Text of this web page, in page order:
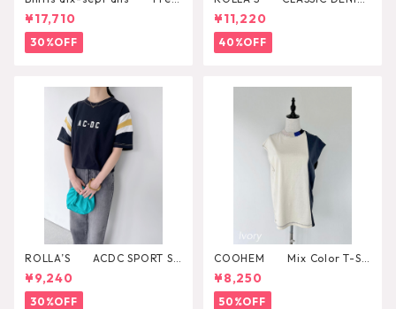
h Pearl Pendant
¥17,710
30%OFF
SHIRT RINSE
¥11,220
40%OFF
ROLLA’S ACDC SPORT SP
LICE TEE
¥9,240
30%OFF
COOHEM Mix Color T-SH
IRT
¥8,250
50%OFF